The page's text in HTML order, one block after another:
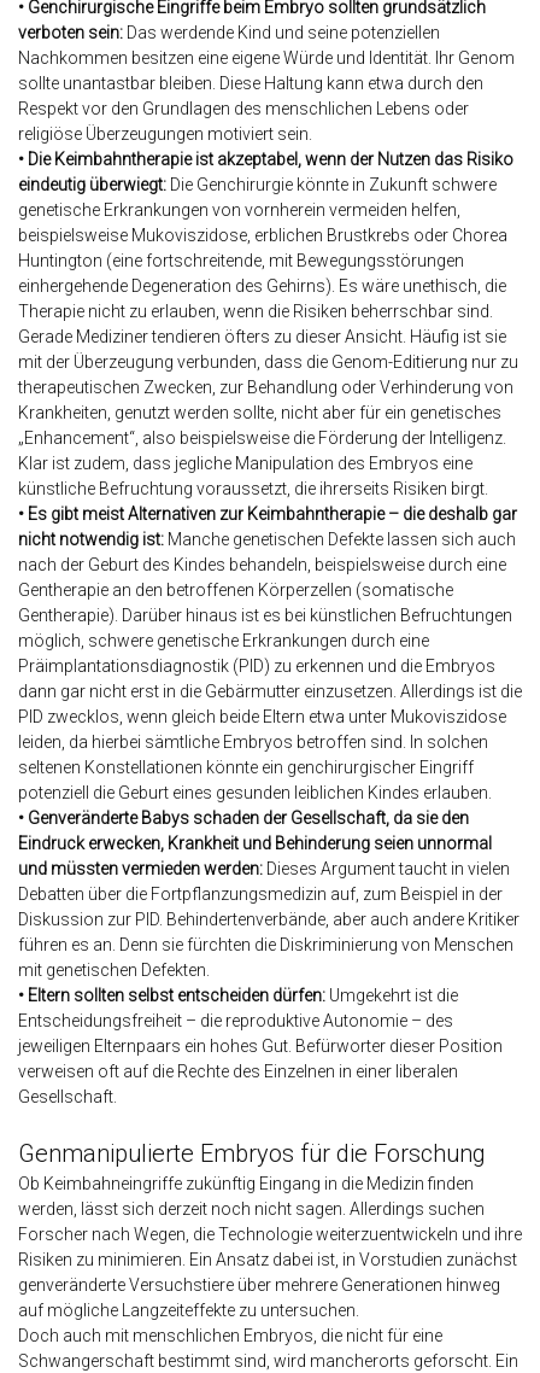
• Genchirurgische Eingriffe beim Embryo sollten grundsätzlich
verboten sein: Das werdende Kind und seine potenziellen
Nachkommen besitzen eine eigene Würde und Identität. Ihr Genom
sollte unantastbar bleiben. Diese Haltung kann etwa durch den
Respekt vor den Grundlagen des menschlichen Lebens oder
religiöse Überzeugungen motiviert sein.
• Die Keimbahntherapie ist akzeptabel, wenn der Nutzen das Risiko
eindeutig überwiegt: Die Genchirurgie könnte in Zukunft schwere
genetische Erkrankungen von vornherein vermeiden helfen,
beispielsweise Mukoviszidose, erblichen Brustkrebs oder Chorea
Huntington (eine fortschreitende, mit Bewegungsstörungen
einhergehende Degeneration des Gehirns). Es wäre unethisch, die
Therapie nicht zu erlauben, wenn die Risiken beherrschbar sind.
Gerade Mediziner tendieren öfters zu dieser Ansicht. Häufig ist sie
mit der Überzeugung verbunden, dass die Genom-Editierung nur zu
therapeutischen Zwecken, zur Behandlung oder Verhinderung von
Krankheiten, genutzt werden sollte, nicht aber für ein genetisches
„Enhancement“, also beispielsweise die Förderung der Intelligenz.
Klar ist zudem, dass jegliche Manipulation des Embryos eine
künstliche Befruchtung voraussetzt, die ihrerseits Risiken birgt.
• Es gibt meist Alternativen zur Keimbahntherapie – die deshalb gar
nicht notwendig ist: Manche genetischen Defekte lassen sich auch
nach der Geburt des Kindes behandeln, beispielsweise durch eine
Gentherapie an den betroffenen Körperzellen (somatische
Gentherapie). Darüber hinaus ist es bei künstlichen Befruchtungen
möglich, schwere genetische Erkrankungen durch eine
Präimplantationsdiagnostik (PID) zu erkennen und die Embryos
dann gar nicht erst in die Gebärmutter einzusetzen. Allerdings ist die
PID zwecklos, wenn gleich beide Eltern etwa unter Mukoviszidose
leiden, da hierbei sämtliche Embryos betroffen sind. In solchen
seltenen Konstellationen könnte ein genchirurgischer Eingriff
potenziell die Geburt eines gesunden leiblichen Kindes erlauben.
• Genveränderte Babys schaden der Gesellschaft, da sie den
Eindruck erwecken, Krankheit und Behinderung seien unnormal
und müssten vermieden werden: Dieses Argument taucht in vielen
Debatten über die Fortpflanzungsmedizin auf, zum Beispiel in der
Diskussion zur PID. Behindertenverbände, aber auch andere Kritiker
führen es an. Denn sie fürchten die Diskriminierung von Menschen
mit genetischen Defekten.
• Eltern sollten selbst entscheiden dürfen: Umgekehrt ist die
Entscheidungsfreiheit – die reproduktive Autonomie – des
jeweiligen Elternpaars ein hohes Gut. Befürworter dieser Position
verweisen oft auf die Rechte des Einzelnen in einer liberalen
Gesellschaft.
Genmanipulierte Embryos für die Forschung
Ob Keimbahneingriffe zukünftig Eingang in die Medizin finden
werden, lässt sich derzeit noch nicht sagen. Allerdings suchen
Forscher nach Wegen, die Technologie weiterzuentwickeln und ihre
Risiken zu minimieren. Ein Ansatz dabei ist, in Vorstudien zunächst
genveränderte Versuchstiere über mehrere Generationen hinweg
auf mögliche Langzeiteffekte zu untersuchen.
Doch auch mit menschlichen Embryos, die nicht für eine
Schwangerschaft bestimmt sind, wird mancherorts geforscht. Ein